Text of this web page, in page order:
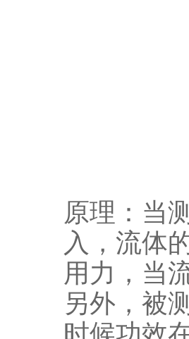
原理：当
入，流体
用力，当
另外，被
时候功效